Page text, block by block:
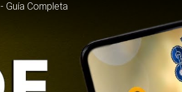
Guía Completa